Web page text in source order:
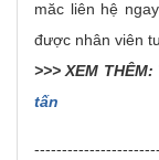
măc liên hệ
được nhân viên
>>> XEM THÊM:
tấn